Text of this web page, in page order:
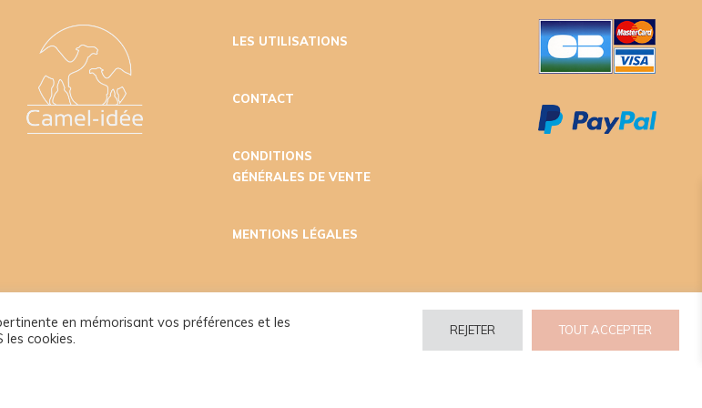
LES UTILISATIONS
CONTACT
CONDITIONS
GÉNÉRALES DE VENTE
MENTIONS LÉGALES
en mémorisant vos préférences et les
cookies.
REJETER TOUT ACCEPTER